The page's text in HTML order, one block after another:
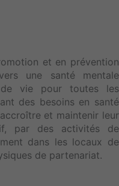
et en prévention
une santé mentale
vie pour toutes les
des besoins en santé
et maintenir leur
par des activités de
dans les locaux de
de partenariat.